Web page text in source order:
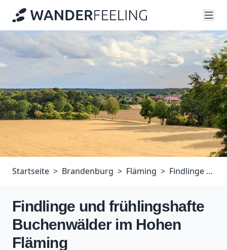
Startseite Brandenburg Fläming Findlinge und frühlingshafte Buchenwälder im Hohen Fläming
Findlinge und frühlingshafte
Buchenwälder im Hohen
Fläming